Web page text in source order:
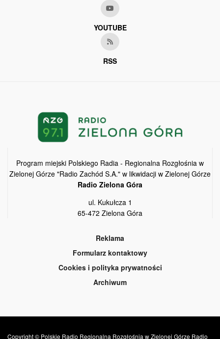
YOUTUBE
RSS
Program miejski Polskiego Radia - Regionalna Rozgłośnia w
Zielonej Górze "Radio Zachód S.A." w likwidacji w Zielonej Górze
Radio Zielona Góra
ul. Kukułcza 1
65-472 Zielona Góra
Reklama
Formularz kontaktowy
Cookies i polityka prywatności
Archiwum
Copyright © Polskie Radio Regionalna Rozgłośnia w Zielonej Górze Radio